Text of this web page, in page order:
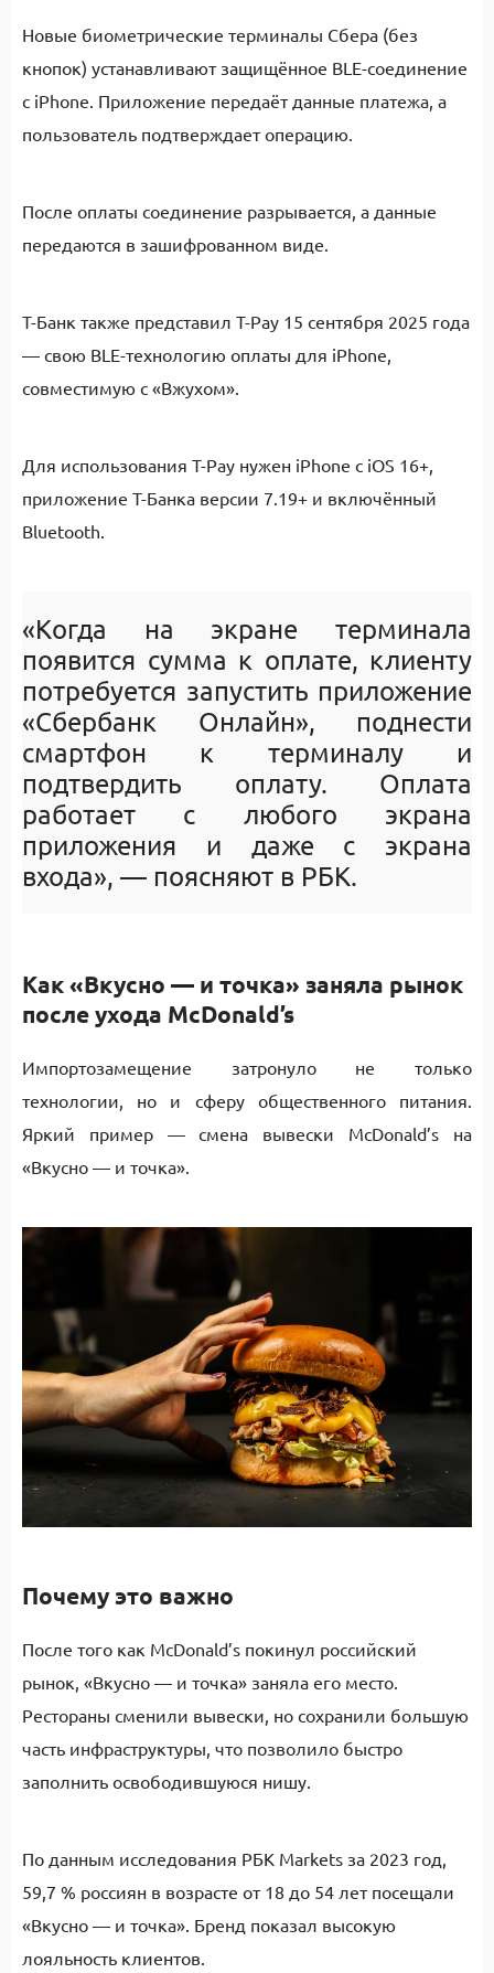
Новые биометрические терминалы Сбера (без
кнопок) устанавливают защищённое BLE-соединение
с iPhone. Приложение передаёт данные платежа, а
пользователь подтверждает операцию.
После оплаты соединение разрывается, а данные
передаются в зашифрованном виде.
T-Банк также представил T-Pay 15 сентября 2025 года
— свою BLE-технологию оплаты для iPhone,
совместимую с «Вжухом».
Для использования T-Pay нужен iPhone с iOS 16+,
приложение Т-Банка версии 7.19+ и включённый
Bluetooth.
«Когда на экране терминала
появится сумма к оплате, клиенту
потребуется запустить приложение
«Сбербанк Онлайн», поднести
смартфон к терминалу и
подтвердить оплату. Оплата
работает с любого экрана
приложения и даже с экрана
входа», — поясняют в РБК.
Как «Вкусно — и точка» заняла рынок
после ухода McDonald’s
Импортозамещение затронуло не только
технологии, но и сферу общественного питания.
Яркий пример — смена вывески McDonald’s на
«Вкусно — и точка».
Почему это важно
После того как McDonald’s покинул российский
рынок, «Вкусно — и точка» заняла его место.
Рестораны сменили вывески, но сохранили большую
часть инфраструктуры, что позволило быстро
заполнить освободившуюся нишу.
По данным исследования РБК Markets за 2023 год,
59,7 % россиян в возрасте от 18 до 54 лет посещали
«Вкусно — и точка». Бренд показал высокую
лояльность клиентов.